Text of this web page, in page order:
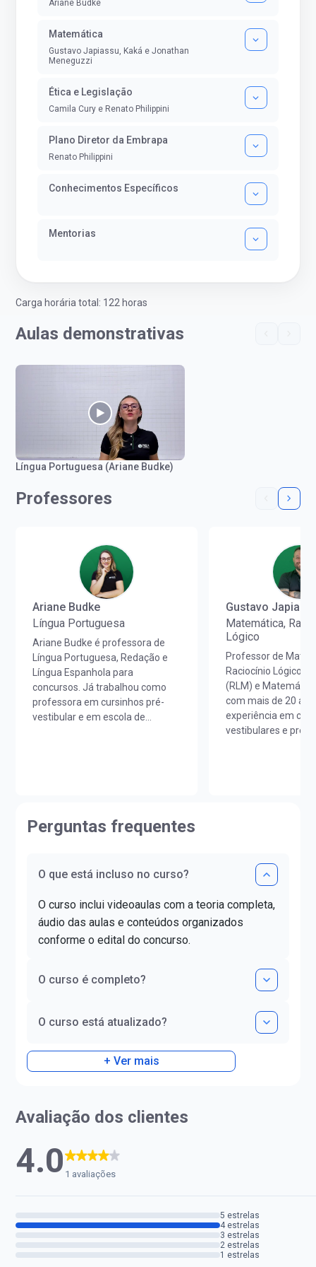
Ariane Budke
Matemática
Gustavo Japiassu, Kaká e Jonathan
Meneguzzi
Ética e Legislação
Camila Cury e Renato Philippini
Plano Diretor da Embrapa
Renato Philippini
Conhecimentos Específicos
Mentorias
Carga horária total: 122 horas
Aulas demonstrativas
Língua Portuguesa (Ariane Budke)
Professores
Ariane Budke
Língua Portuguesa
Ariane Budke é professora de
Língua Portuguesa, Redação e
Língua Espanhola para
concursos. Já trabalhou como
professora em cursinhos pré-
vestibular e em escola de
Portuguesa pela FLUL. É pós-
graduada em Docência do Ensino
certificado DELE de proficiência
Gustavo
Matemática,
Lógico
Professor de
Raciocínio Lógico
(RLM) e
com mais de 20
experiência em
vestibulares e
estudantes a
da aprovação!
Perguntas frequentes
O que está incluso no curso?
O curso inclui videoaulas com a teoria completa,
áudio das aulas e conteúdos organizados
conforme o edital do concurso.
O curso é completo?
O curso está atualizado?
+ Ver mais
Avaliação dos clientes
4.01 avaliações
5 estrelas
4 estrelas
3 estrelas
2 estrelas
1 estrelas